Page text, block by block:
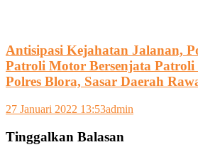
Antisipasi Kejahatan Jalanan,
Patroli Motor Bersenjata
Polres Blora, Sasar Daerah
27 Januari 2022 13:53admin
Tinggalkan Balasan